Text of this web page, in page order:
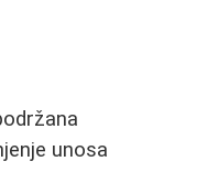
unosa